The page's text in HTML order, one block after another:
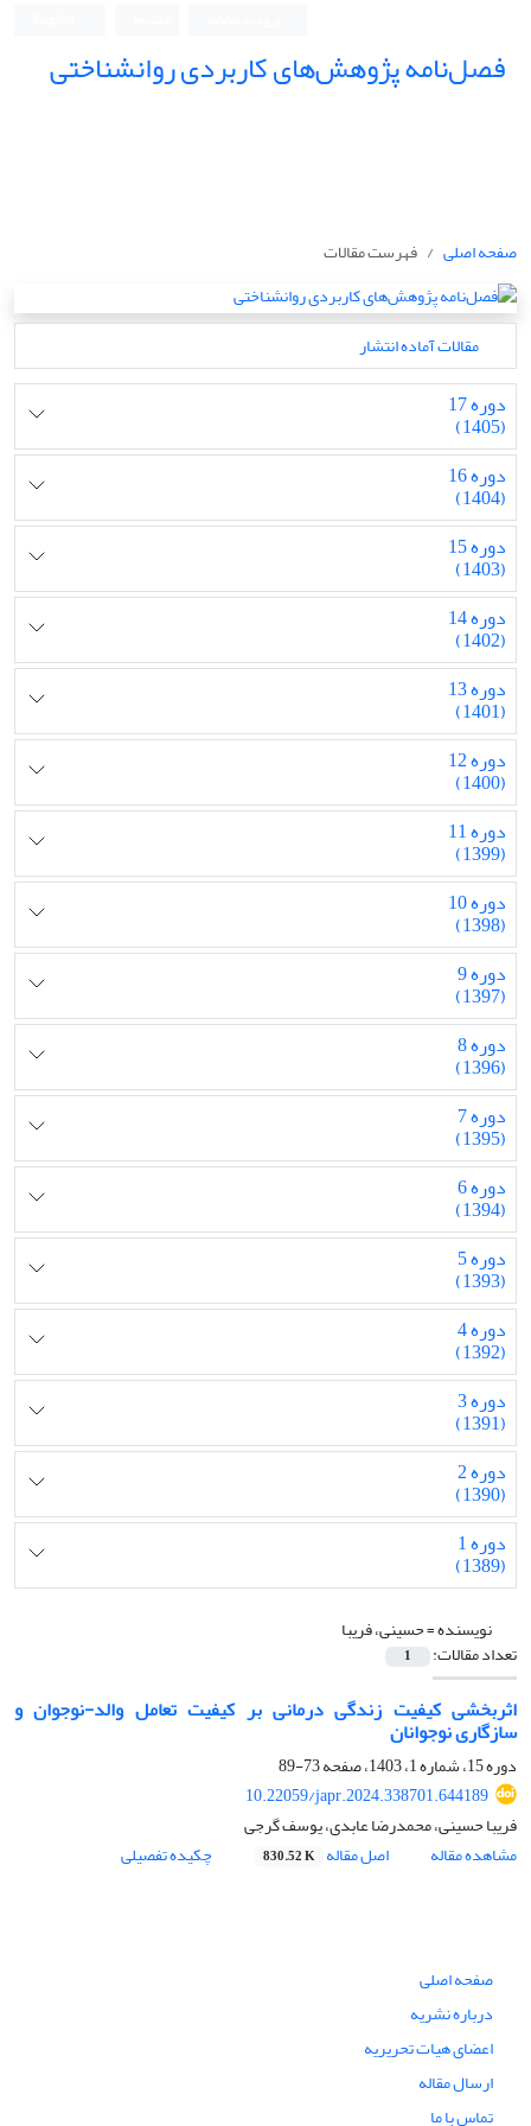
فصل‌نامه پژوهش‌های کاربردی روانشناختی
صفحه اصلی فهرست مقالات
مقالات آماده انتشار
دوره 17
(1405)
دوره 16
(1404)
دوره 15
(1403)
دوره 14
(1402)
دوره 13
(1401)
دوره 12
(1400)
دوره 11
(1399)
دوره 10
(1398)
دوره 9
(1397)
دوره 8
(1396)
دوره 7
(1395)
دوره 6
(1394)
دوره 5
(1393)
دوره 4
(1392)
دوره 3
(1391)
دوره 2
(1390)
دوره 1
(1389)
نویسنده =حسینی، فریبا
تعداد مقالات: 1
اثربخشی کیفیت زندگی درمانی بر کیفیت تعامل والد-نوجوان و
سازگاری نوجوانان
دوره 15، شماره 1، 1403، صفحه
73-89
10.22059/japr.2024.338701.644189
فریبا حسینی، محمدرضا عابدی، یوسف گرجی
مشاهده مقاله
اصل مقاله 830.52 K چکیده تفصیلی
صفحه اصلی
درباره نشریه
اعضای هیات تحریریه
ارسال مقاله
تماس با ما